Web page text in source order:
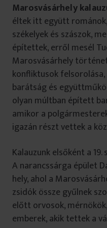
Marosvásárhely
éltek itt együtt
székelyek és szászok,
építettek, erről mesél
Marosvásárhely
konfliktusok
barátság és
olyan múltban épített
amikor a
igazán részt vettek a
Kalauzunk elsőként a
A narancssárga épület
hely, ahol a
zsidók össze gyűlnek
előtt orvosok,
emberek, akik tettek a